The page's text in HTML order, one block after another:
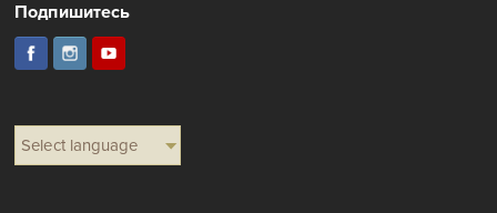
Подпишитесь
Select language